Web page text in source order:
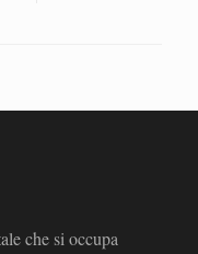
che si occupa